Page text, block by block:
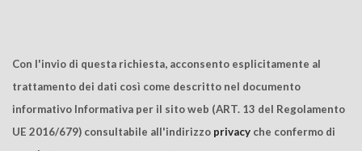
Con l'invio di questa richiesta, acconsento esplicitamente al
trattamento dei dati così come descritto nel documento
informativo Informativa per il sito web (ART. 13 del Regolamento
UE 2016/679) consultabile all'indirizzo privacy che confermo di